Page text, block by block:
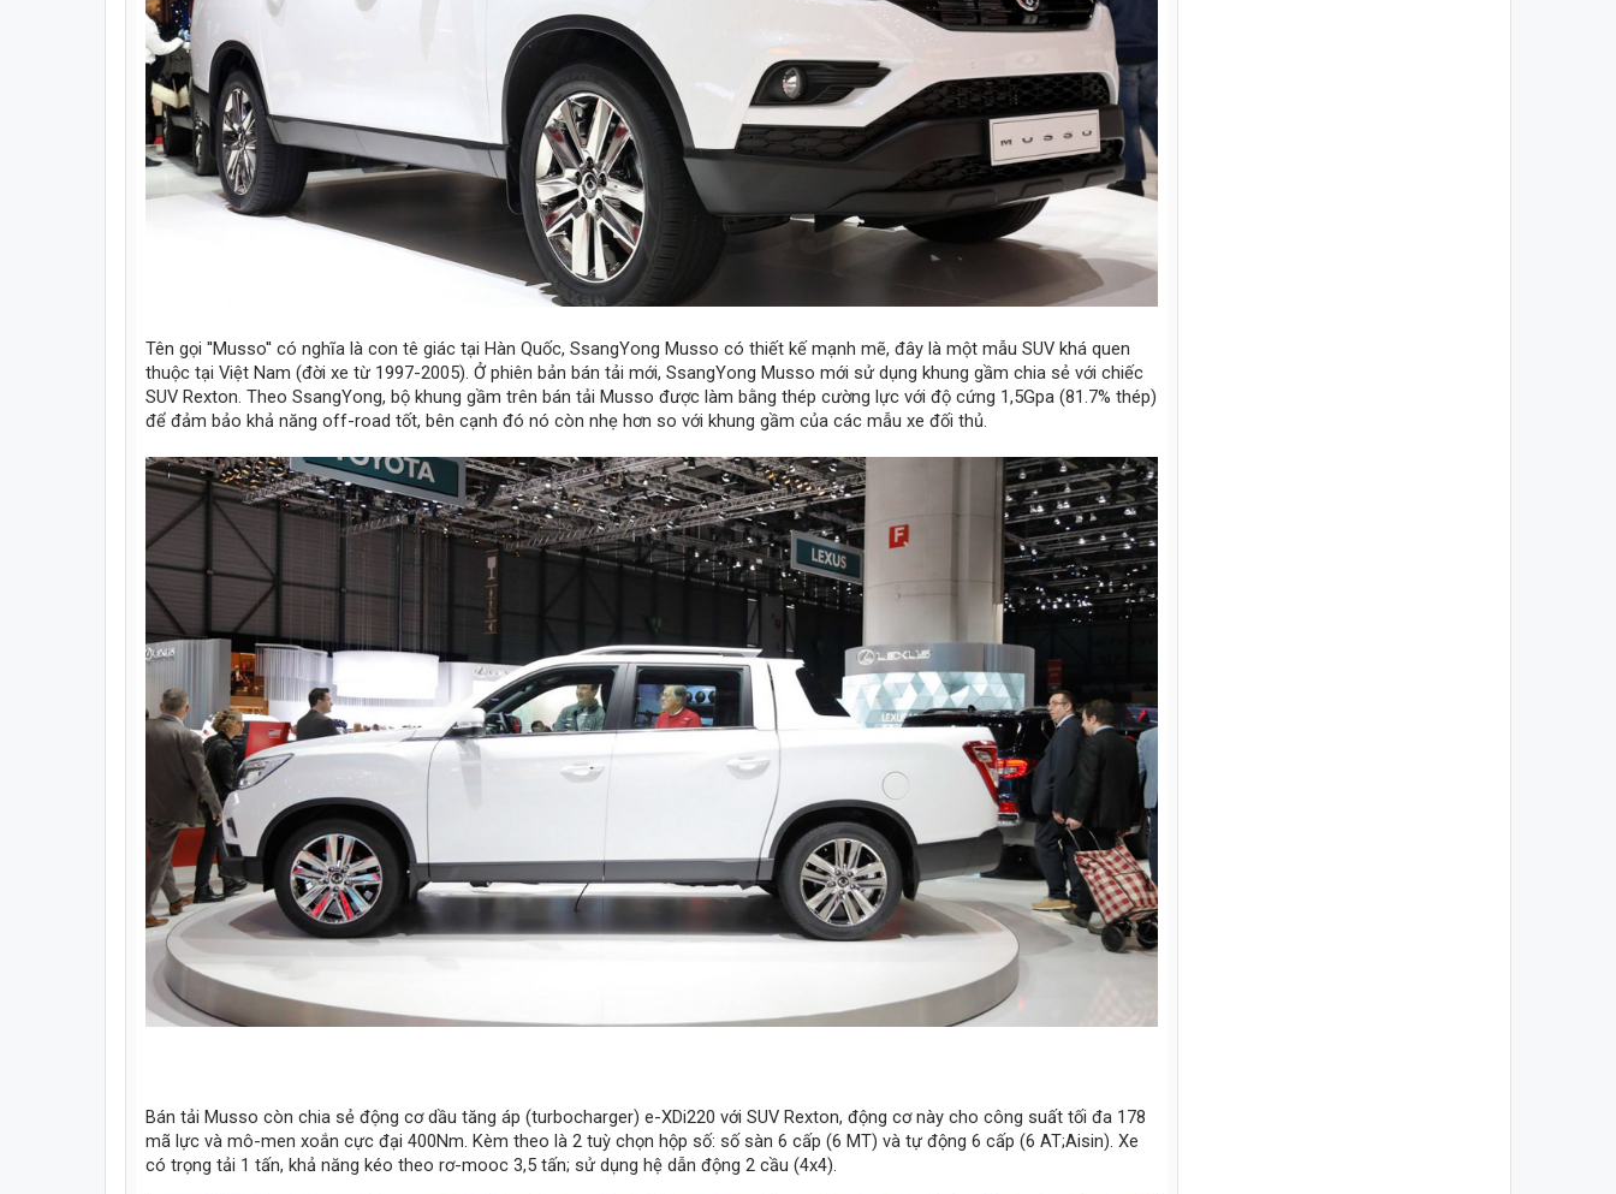
Tên gọi ''Musso'' có nghĩa là con tê giác tại Hàn Quốc, SsangYong Musso có thiết kế mạnh mẽ, đây là một mẫu SUV khá quen
thuộc tại Việt Nam (đời xe từ 1997-2005). Ở phiên bản bán tải mới, SsangYong Musso mới sử dụng khung gầm chia sẻ với chiếc
SUV Rexton. Theo SsangYong, bộ khung gầm trên bán tải Musso được làm bằng thép cường lực với độ cứng 1,5Gpa (81.7% thép)
để đảm bảo khả năng off-road tốt, bên cạnh đó nó còn nhẹ hơn so với khung gầm của các mẫu xe đối thủ.
Bán tải Musso còn chia sẻ động cơ dầu tăng áp (turbocharger) e-XDi220 với SUV Rexton, động cơ này cho công suất tối đa 178
mã lực và mô-men xoắn cực đại 400Nm. Kèm theo là 2 tuỳ chọn hộp số: số sàn 6 cấp (6 MT) và tự động 6 cấp (6 AT;Aisin). Xe
có trọng tải 1 tấn, khả năng kéo theo rơ-mooc 3,5 tấn; sử dụng hệ dẫn động 2 cầu (4x4).